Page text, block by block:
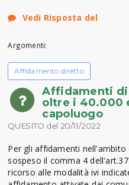
Vedi Risposta del
Argomenti:
Affidamento diretto
Affidamenti
oltre i 40.000
capoluogo
QUESITO del 20/11/2022
Per gli affidamenti
sospeso il comma 4
ricorso alle modalità ivi